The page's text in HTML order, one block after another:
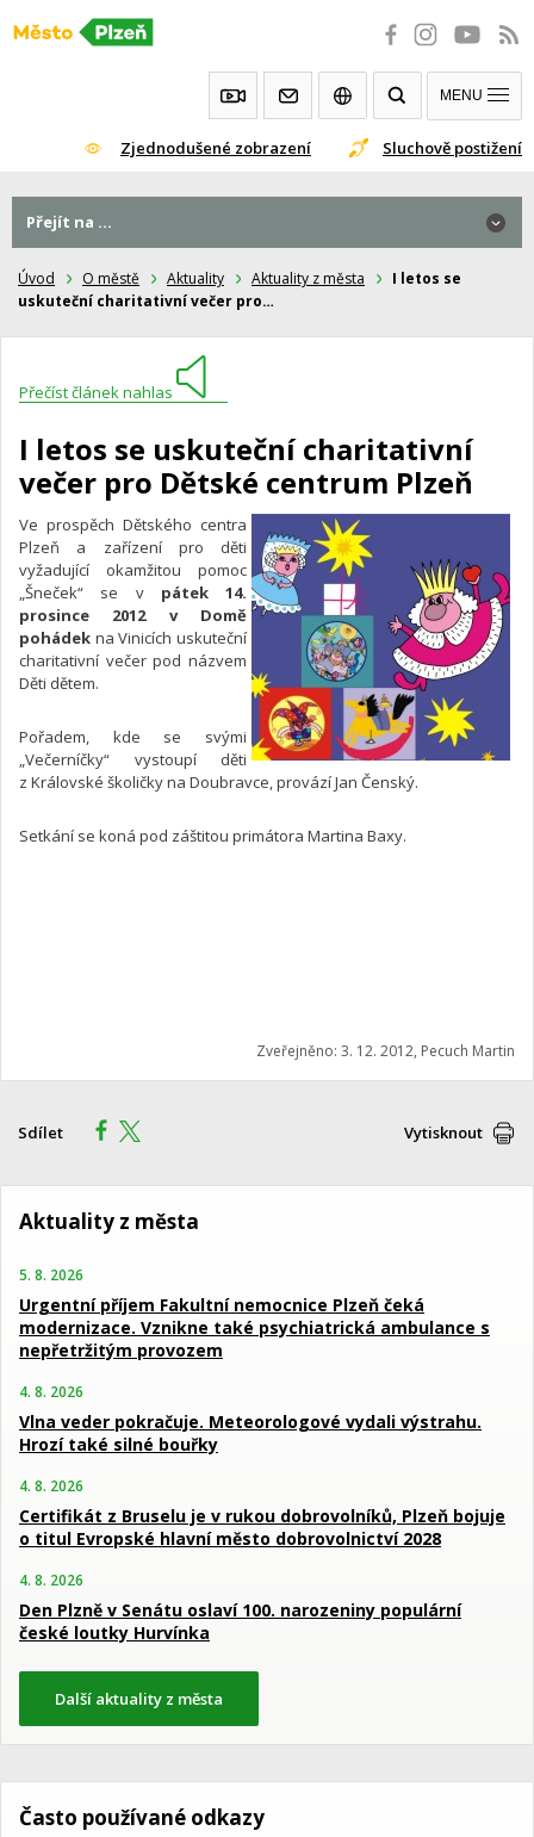
Přeskočit
Zjednodušené zobrazení Sluchově postižení
MENU
Úvod O městě Aktuality Aktuality z města
I letos se
uskuteční charitativní večer pro…
Přečíst článek nahlas
I letos se uskuteční charitativní
večer pro Dětské centrum Plzeň
Ve prospěch Dětského centra
Plzeň a zařízení pro děti
vyžadující okamžitou pomoc
„Šneček“ se v pátek 14.
prosince 2012 v Domě
pohádek na Vinicích uskuteční
charitativní večer pod názvem
Děti dětem.
Pořadem, kde se svými
„Večerníčky“ vystoupí děti
z Královské školičky na Doubravce, provází Jan Čenský.
Setkání se koná pod záštitou primátora Martina Baxy.
Zveřejněno: 3. 12. 2012, Pecuch Martin
Sdílet Vytisknout
Přejít na ...
Aktuality z města
5. 8. 2026
Urgentní příjem Fakultní nemocnice Plzeň čeká
modernizace. Vznikne také psychiatrická ambulance s
nepřetržitým provozem
4. 8. 2026
Vlna veder pokračuje. Meteorologové vydali výstrahu.
Hrozí také silné bouřky
4. 8. 2026
Certifikát z Bruselu je v rukou dobrovolníků, Plzeň bojuje
o titul Evropské hlavní město dobrovolnictví 2028
4. 8. 2026
Den Plzně v Senátu oslaví 100. narozeniny populární
české loutky Hurvínka
Další aktuality z města
Často používané odkazy